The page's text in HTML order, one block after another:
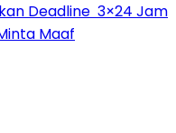
Deadline 3×24 Jam
Maaf